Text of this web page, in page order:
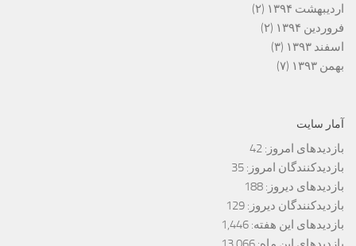
اردیبهشت ۱۳۹۴
(۲)
فروردین ۱۳۹۴
(۲)
اسفند ۱۳۹۳
(۳)
بهمن ۱۳۹۳
(۷)
آمار سایت
بازدیدهای امروز: 42
بازدیدکنندگان امروز: 35
بازدیدهای دیروز: 188
بازدیدکنندگان دیروز: 129
بازدیدهای این هفته: 1,446